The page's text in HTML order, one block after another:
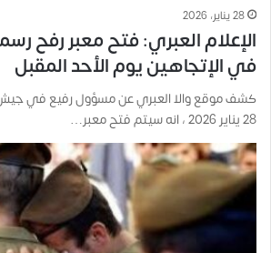
28 يناير، 2026
الإعلام العبري: فتح معبر رفح
في الإتجاهين يوم الأحد المقبل
كشف موقع والا العبري عن مسؤول رفيع في جيش
28 يناير 2026 ، انه سيتم فتح معبر…